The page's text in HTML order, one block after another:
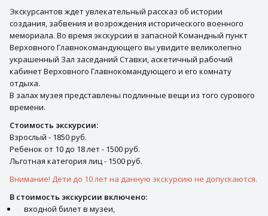
Экскурсантов ждет увлекательный рассказ об истории
создания, забвения и возрождения исторического военного
мемориала. Во время экскурсии в запасной Командный пункт
Верховного Главнокомандующего вы увидите великолепно
украшенный Зал заседаний Ставки, аскетичный рабочий
кабинет Верховного Главнокомандующего и его комнату
отдыха.
В залах музея представлены подлинные вещи из того сурового
времени.
Стоимость экскурсии:
Взрослый - 1850 руб.
Ребенок от 10 до 18 лет - 1500 руб.
Льготная категория лиц - 1500 руб.
Внимание! Дети до 10 лет на данную экскурсию не допускаются.
В стоимость экскурсии включено:
входной билет в музеи,